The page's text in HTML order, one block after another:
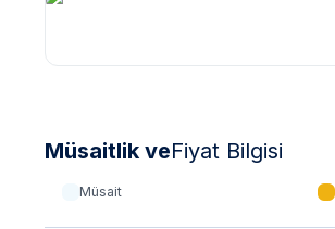
Müsaitlik veFiyat Bilgisi
Müsait